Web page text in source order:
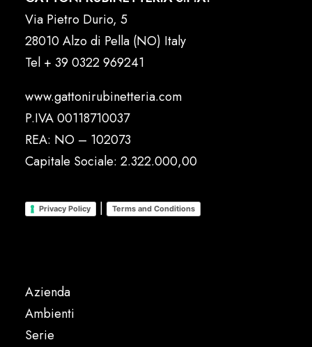
Via Pietro Durio, 5
28010 Alzo di Pella (NO) Italy
Tel + 39 0322 969241
www.gattonirubinetteria.com
P.IVA 00118710037
REA: NO – 102073
Capitale Sociale: 2.322.000,00
Privacy Policy | Terms and Conditions
Azienda
Ambienti
Serie